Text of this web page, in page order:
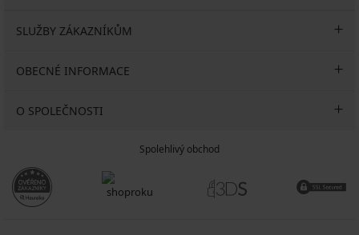
SLUŽBY ZÁKAZNÍKŮM
OBECNÉ INFORMACE
O SPOLEČNOSTI
Spolehlivý obchod